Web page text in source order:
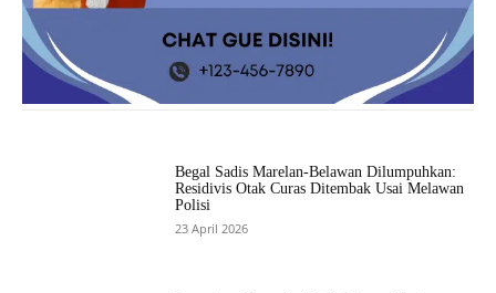
Begal Sadis Marelan-Belawan Dilumpuhkan:
Residivis Otak Curas Ditembak Usai Melawan
Polisi
23 April 2026